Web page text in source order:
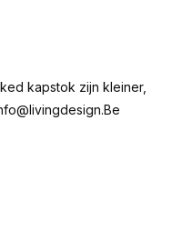
kapstok zijn kleiner,